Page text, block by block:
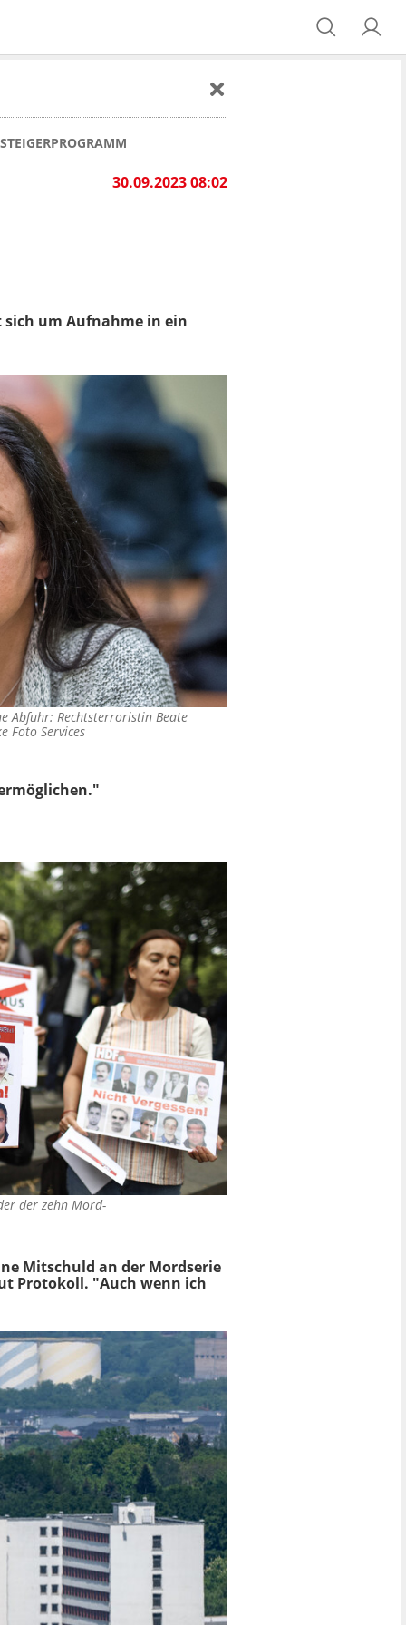
30.09.2023 08:02
sich um Aufnahme in ein
Abfuhr: Rechtsterroristin Beate
Foto Services
der zehn Mord-
Mitschuld an der Mordserie
Protokoll. "Auch wenn ich